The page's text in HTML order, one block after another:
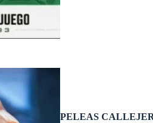
a Stipe #Miocic
PELEAS